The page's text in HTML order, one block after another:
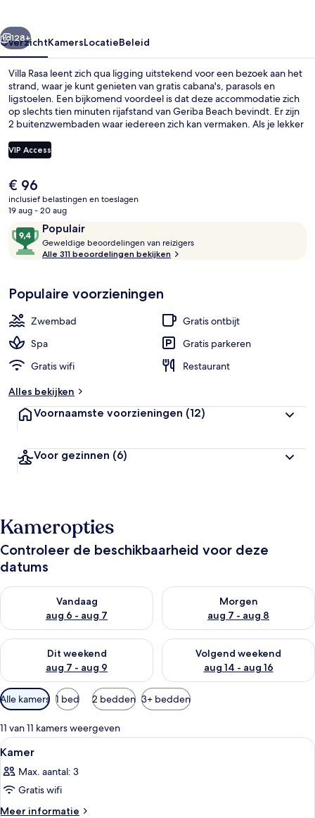
Volgende
128+
OverzichtKamersLocatieBeleid
Villa Rasa leent zich qua ligging uitstekend voor een bezoek aan het
strand, waar je kunt genieten van gratis cabana's, parasols en
ligstoelen. Een bijkomend voordeel is dat deze accommodatie zich
op slechts tien minuten rijafstand van Geriba Beach bevindt. Er zijn
2 buitenzwembaden waar iedereen zich kan vermaken. Als je lekker
gezichtsbehandelingen en manicures/pedicures. Geniet van een
hapje bij het restaurant of ga naar de bar/lounge voor een
highlights zoals een bar aan het zwembad, een bubbelbad en een
sauna.
VIP Access
De
huidige
prijs
€ 96
€ 96
inclusief belastingen en toeslagen
19 aug - 20 aug
Beoordelingen
Populair
9,4
van
10,
Geweldige beoordelingen van reizigers
i
e
b
o
r
v
a
z
i
g
r
Alle 311 beoordelingen bekijken
Populaire voorzieningen
Zwembad
Gratis ontbijt
Spa
Gratis parkeren
Gratis wifi
Restaurant
Alles bekijken
Voornaamste voorzieningen (12)
Voor gezinnen (6)
Kameropties
Controleer de beschikbaarheid voor deze
datums
Vandaag
aug 6 - aug 7
De beschikbaarheid controleren voor vanavond aug 6 - aug 7
Morgen
aug 7 - aug 8
De beschikbaarheid
Dit weekend
aug 7 - aug 9
De beschikbaarheid controleren voor dit weekend aug 7 -
Volgend weekend
aug 14 - aug 16
De beschikbaarheid
Beschikbare
filters
voor
kamers
Alle kamers 1 bed 2 bedden 3+ bedden
11 van 11 kamers weergeven
Alle
foto's
voor
Kamer
laden
Hotelkamer met een bed,
4
Kamer
Max. aantal: 3
Gratis wifi
Meer informatie
Meer